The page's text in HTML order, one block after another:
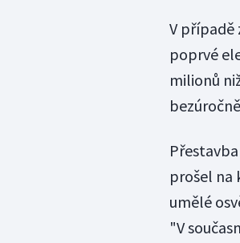
V případě
poprvé
milionů
prošel na
umělé
"V